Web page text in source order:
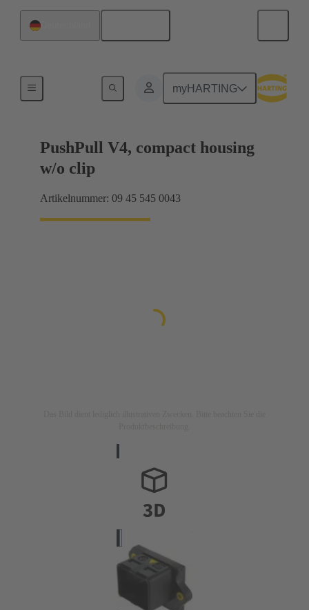
myHARTING
PushPull V4, compact housing
w/o clip
Artikelnummer: 09 45 545 0043